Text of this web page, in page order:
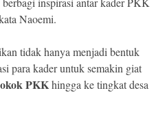
Naoemi.
tidak hanya menjadi bentuk
para kader untuk semakin giat
PKKhingga ke tingkat desa